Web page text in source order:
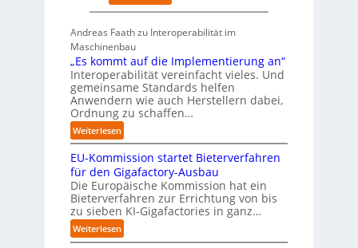
i
h
o
b
u
s
Ü
e
n
a
h
m
e
c
h
r
u
Andreas Faath zu Interoperabilität im
Maschinenbau
„Es kommt auf die Implementierung an“
Interoperabilität vereinfacht vieles. Und
gemeinsame Standards helfen
Anwendern wie auch Herstellern dabei,
Ordnung zu schaffen…
Weiterlesen:
„
E
s
k
o
m
m
t
EU-Kommission startet Bieterverfahren
für den Gigafactory-Ausbau
Die Europäische Kommission hat ein
Bieterverfahren zur Errichtung von bis
zu sieben KI-Gigafactories in ganz…
Weiterlesen:
E